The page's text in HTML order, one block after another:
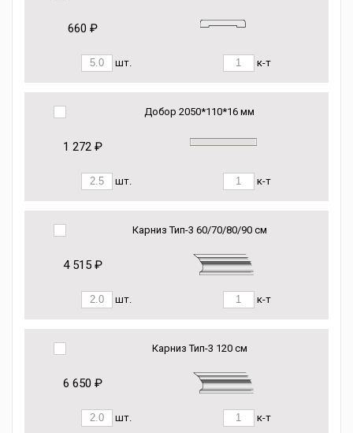
660 ₽
шт. к-т
Добор 2050*110*16 мм
1 272 ₽
шт. к-т
Карниз Тип-3 60/70/80/90 см
4 515 ₽
шт. к-т
Карниз Тип-3 120 см
6 650 ₽
шт. к-т